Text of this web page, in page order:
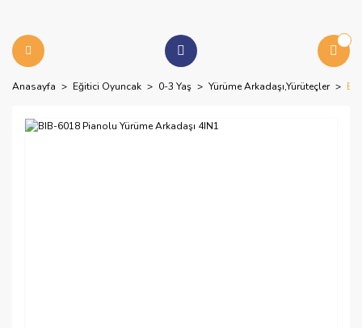
Anasayfa Eğitici Oyuncak 0-3 Yaş Yürüme Arkadaşı,Yürüteçler